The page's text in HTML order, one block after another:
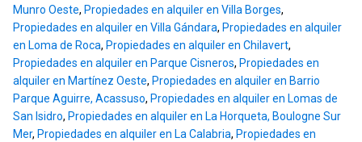
Munro Oeste, Propiedades en alquiler en Villa Borges,
Propiedades en alquiler en Villa Gándara, Propiedades en alquiler
en Loma de Roca, Propiedades en alquiler en Chilavert,
Propiedades en alquiler en Parque Cisneros, Propiedades en
alquiler en Martínez Oeste, Propiedades en alquiler en Barrio
Parque Aguirre, Acassuso, Propiedades en alquiler en Lomas de
San Isidro, Propiedades en alquiler en La Horqueta, Boulogne Sur
Mer, Propiedades en alquiler en La Calabria, Propiedades en